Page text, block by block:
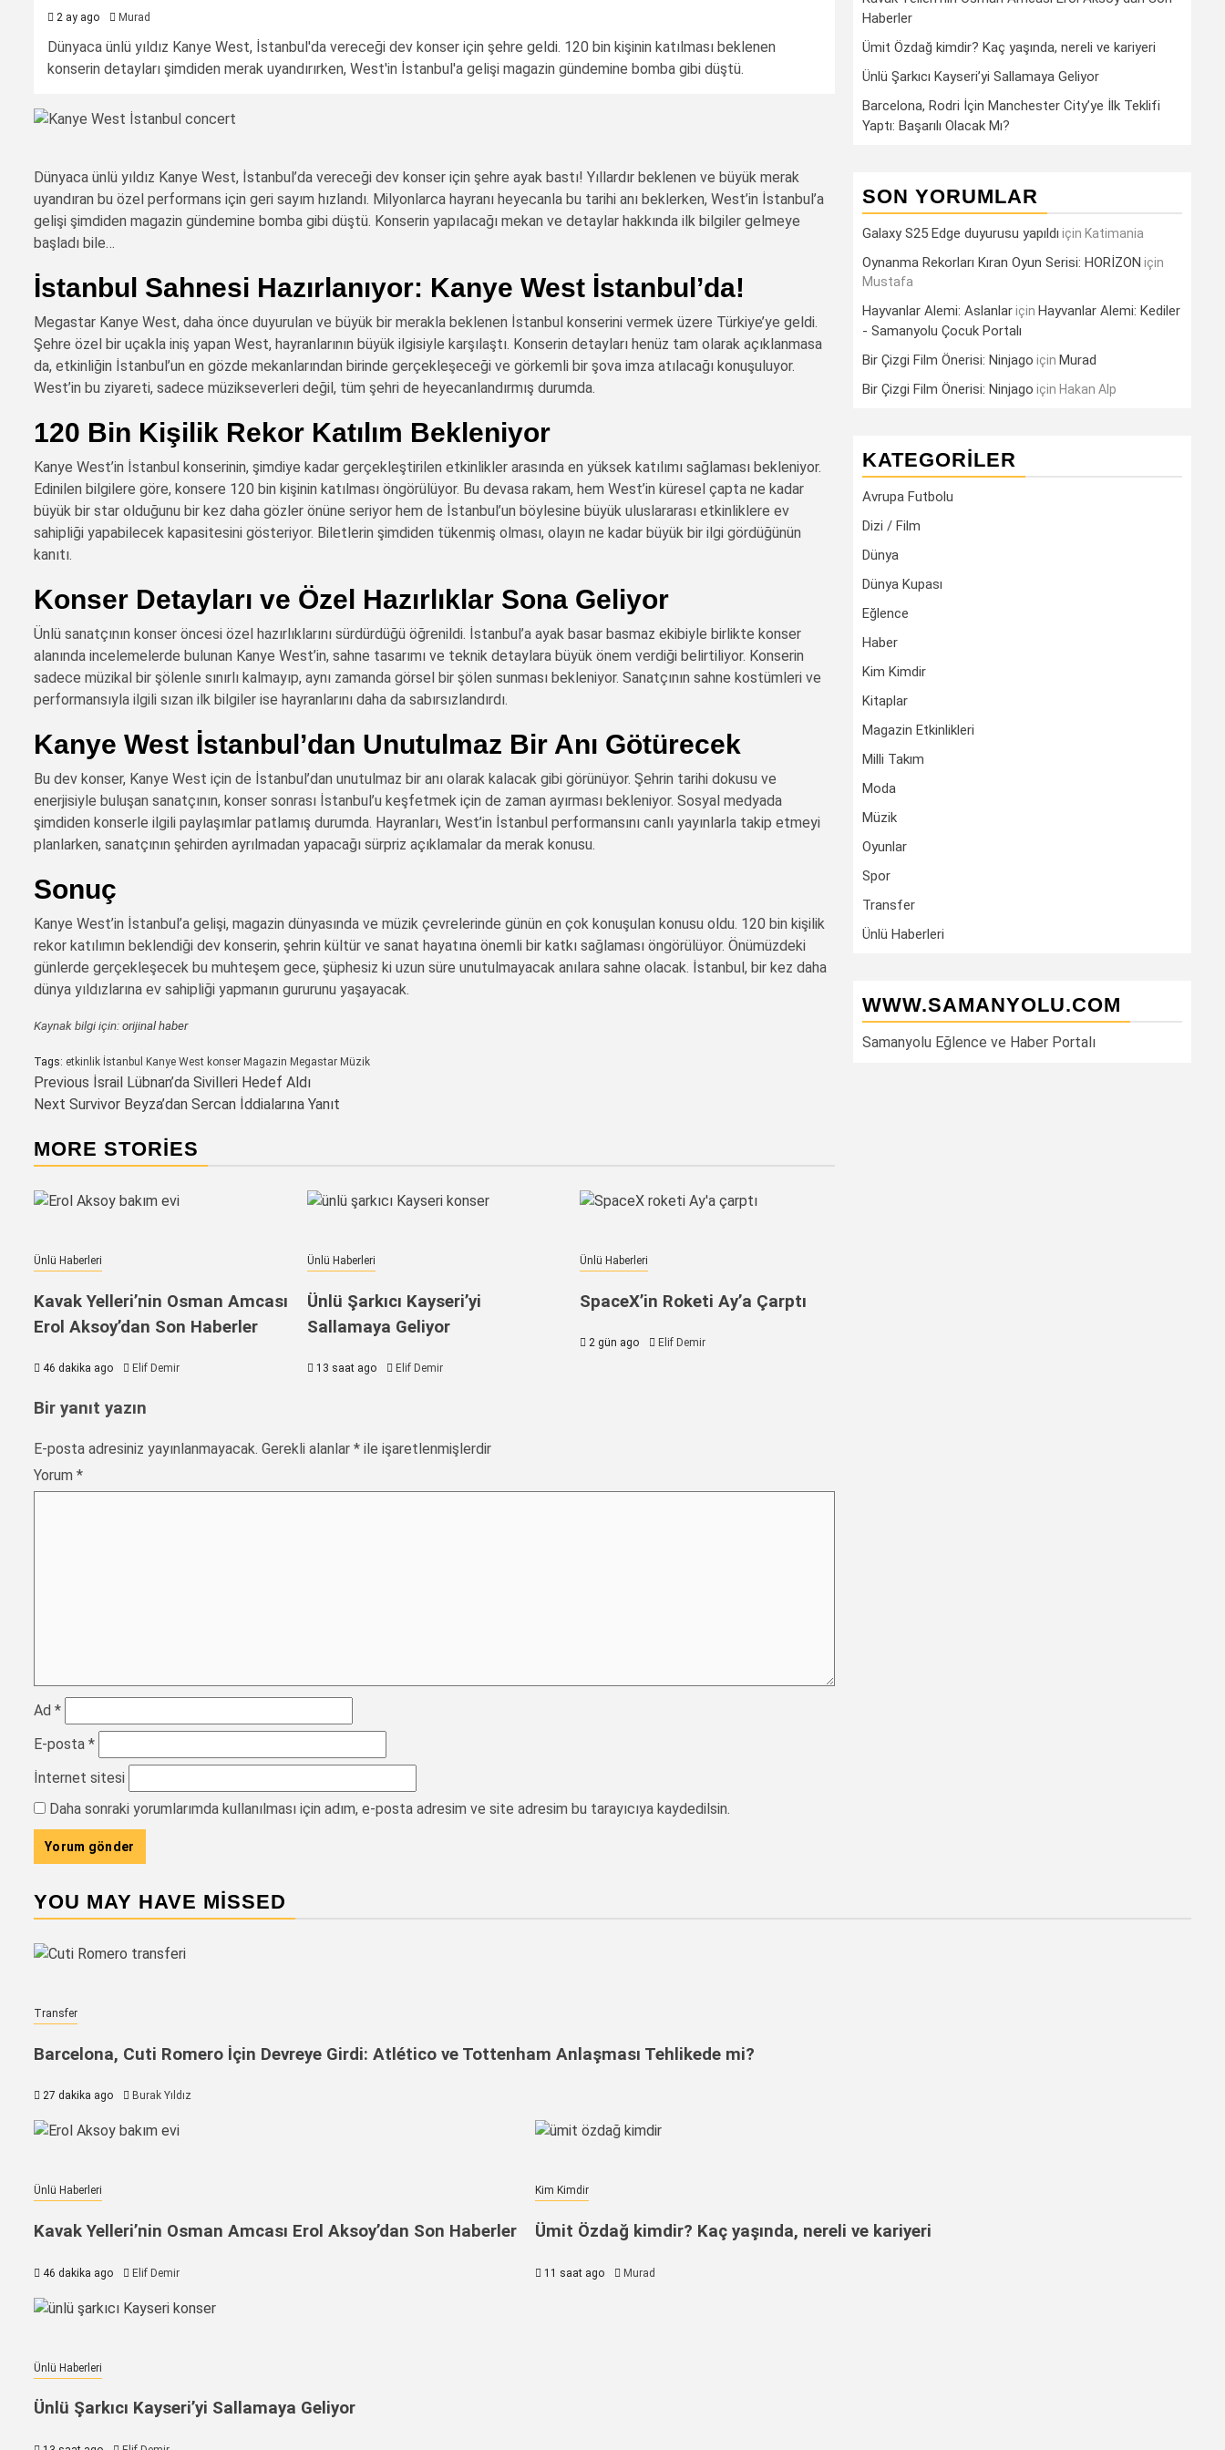
2 ay ago Murad
Dünyaca ünlü yıldız Kanye West, İstanbul'da vereceği dev konser için şehre geldi. 120 bin kişinin katılması beklenen
konserin detayları şimdiden merak uyandırırken, West'in İstanbul'a gelişi magazin gündemine bomba gibi düştü.
Dünyaca ünlü yıldız Kanye West, İstanbul’da vereceği dev konser için şehre ayak bastı! Yıllardır beklenen ve büyük merak
uyandıran bu özel performans için geri sayım hızlandı. Milyonlarca hayranı heyecanla bu tarihi anı beklerken, West’in İstanbul’a
gelişi şimdiden magazin gündemine bomba gibi düştü. Konserin yapılacağı mekan ve detaylar hakkında ilk bilgiler gelmeye
başladı bile…
İstanbul Sahnesi Hazırlanıyor: Kanye West İstanbul’da!
Megastar Kanye West, daha önce duyurulan ve büyük bir merakla beklenen İstanbul konserini vermek üzere Türkiye’ye geldi.
Şehre özel bir uçakla iniş yapan West, hayranlarının büyük ilgisiyle karşılaştı. Konserin detayları henüz tam olarak açıklanmasa
da, etkinliğin İstanbul’un en gözde mekanlarından birinde gerçekleşeceği ve görkemli bir şova imza atılacağı konuşuluyor.
West’in bu ziyareti, sadece müzikseverleri değil, tüm şehri de heyecanlandırmış durumda.
120 Bin Kişilik Rekor Katılım Bekleniyor
Kanye West’in İstanbul konserinin, şimdiye kadar gerçekleştirilen etkinlikler arasında en yüksek katılımı sağlaması bekleniyor.
Edinilen bilgilere göre, konsere 120 bin kişinin katılması öngörülüyor. Bu devasa rakam, hem West’in küresel çapta ne kadar
büyük bir star olduğunu bir kez daha gözler önüne seriyor hem de İstanbul’un böylesine büyük uluslararası etkinliklere ev
sahipliği yapabilecek kapasitesini gösteriyor. Biletlerin şimdiden tükenmiş olması, olayın ne kadar büyük bir ilgi gördüğünün
kanıtı.
Konser Detayları ve Özel Hazırlıklar Sona Geliyor
Ünlü sanatçının konser öncesi özel hazırlıklarını sürdürdüğü öğrenildi. İstanbul’a ayak basar basmaz ekibiyle birlikte konser
alanında incelemelerde bulunan Kanye West’in, sahne tasarımı ve teknik detaylara büyük önem verdiği belirtiliyor. Konserin
sadece müzikal bir şölenle sınırlı kalmayıp, aynı zamanda görsel bir şölen sunması bekleniyor. Sanatçının sahne kostümleri ve
performansıyla ilgili sızan ilk bilgiler ise hayranlarını daha da sabırsızlandırdı.
Kanye West İstanbul’dan Unutulmaz Bir Anı Götürecek
Bu dev konser, Kanye West için de İstanbul’dan unutulmaz bir anı olarak kalacak gibi görünüyor. Şehrin tarihi dokusu ve
enerjisiyle buluşan sanatçının, konser sonrası İstanbul’u keşfetmek için de zaman ayırması bekleniyor. Sosyal medyada
şimdiden konserle ilgili paylaşımlar patlamış durumda. Hayranları, West’in İstanbul performansını canlı yayınlarla takip etmeyi
planlarken, sanatçının şehirden ayrılmadan yapacağı sürpriz açıklamalar da merak konusu.
Sonuç
Kanye West’in İstanbul’a gelişi, magazin dünyasında ve müzik çevrelerinde günün en çok konuşulan konusu oldu. 120 bin kişilik
rekor katılımın beklendiği dev konserin, şehrin kültür ve sanat hayatına önemli bir katkı sağlaması öngörülüyor. Önümüzdeki
günlerde gerçekleşecek bu muhteşem gece, şüphesiz ki uzun süre unutulmayacak anılara sahne olacak. İstanbul, bir kez daha
dünya yıldızlarına ev sahipliği yapmanın gururunu yaşayacak.
Kaynak bilgi için: orijinal haber
Tags: etkinlik İstanbul Kanye West konser Magazin Megastar Müzik
Post
navigation
Previous İsrail Lübnan’da Sivilleri Hedef Aldı
Next Survivor Beyza’dan Sercan İddialarına Yanıt
MORE STORIES
Ünlü Haberleri
Kavak Yelleri’nin Osman Amcası
Erol Aksoy’dan Son Haberler
46 dakika ago Elif Demir
Ünlü Haberleri
Ünlü Şarkıcı Kayseri’yi
Sallamaya Geliyor
13 saat ago Elif Demir
Ünlü Haberleri
SpaceX’in Roketi Ay’a Çarptı
2 gün ago Elif Demir
Bir yanıt yazın
E-posta adresiniz yayınlanmayacak. Gerekli alanlar * ile işaretlenmişlerdir
Yorum *
Ad *
E-posta *
İnternet sitesi
Daha sonraki yorumlarımda kullanılması için adım, e-posta adresim ve site adresim bu tarayıcıya kaydedilsin.
Haberler
Ümit Özdağ kimdir? Kaç yaşında, nereli ve kariyeri
Ünlü Şarkıcı Kayseri’yi Sallamaya Geliyor
Barcelona, Rodri İçin Manchester City’ye İlk Teklifi
Yaptı: Başarılı Olacak Mı?
SON YORUMLAR
Galaxy S25 Edge duyurusu yapıldı için Katimania
Oynanma Rekorları Kıran Oyun Serisi: HORİZON için
Mustafa
Hayvanlar Alemi: Aslanlariçin Hayvanlar Alemi: Kediler
- Samanyolu Çocuk Portalı
Bir Çizgi Film Önerisi: Ninjago için Murad
Bir Çizgi Film Önerisi: Ninjago için Hakan Alp
KATEGORILER
Avrupa Futbolu
Dizi / Film
Dünya
Dünya Kupası
Eğlence
Haber
Kim Kimdir
Kitaplar
Magazin Etkinlikleri
Milli Takım
Moda
Müzik
Oyunlar
Spor
Transfer
Ünlü Haberleri
WWW.SAMANYOLU.COM
Samanyolu Eğlence ve Haber Portalı
YOU MAY HAVE MISSED
Transfer
Barcelona, Cuti Romero İçin Devreye Girdi: Atlético ve Tottenham Anlaşması Tehlikede mi?
27 dakika ago Burak Yıldız
Ünlü Haberleri
Kavak Yelleri’nin Osman Amcası Erol Aksoy’dan Son Haberler
46 dakika ago Elif Demir
Kim Kimdir
Ümit Özdağ kimdir? Kaç yaşında, nereli ve kariyeri
11 saat ago Murad
Ünlü Haberleri
Ünlü Şarkıcı Kayseri’yi Sallamaya Geliyor